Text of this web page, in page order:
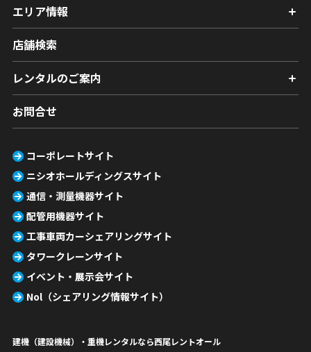
エリア情報
店舗検索
レンタルのご案内
お問合せ
コーポレートサイト
ニシオホールディングスサイト
通信・測量機器サイト
配管用機器サイト
工事車両カーシェアリングサイト
タワークレーンサイト
イベント・展示会サイト
Nol（シェアリング情報サイト）
建機（建設機械）・重機レンタルなら西尾レントオール